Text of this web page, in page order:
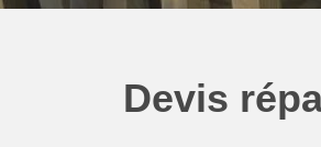
Devis